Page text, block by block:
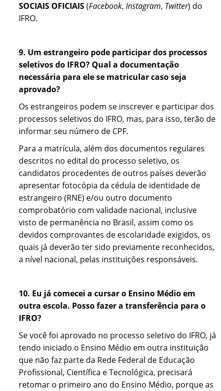
SOCIAIS OFICIAIS(Facebook, Instagram, Twitter) do
IFRO.
9. Um estrangeiro pode participar dos processos
seletivos do IFRO? Qual a documentação
necessária para ele se matricular caso seja
aprovado?
Os estrangeiros podem se inscrever e participar dos
processos seletivos do IFRO, mas, para isso, terão de
informar seu número de CPF.
Para a matrícula, além dos documentos regulares
descritos no edital do processo seletivo, os
candidatos procedentes de outros países deverão
apresentar fotocópia da cédula de identidade de
estrangeiro (RNE) e/ou outro documento
comprobatório com validade nacional, inclusive
visto de permanência no Brasil, assim como os
devidos comprovantes de escolaridade exigidos, os
quais já deverão ter sido previamente reconhecidos,
a nível nacional, pelas instituições responsáveis.
10. Eu já comecei a cursar o Ensino Médio em
outra escola. Posso fazer a transferência para o
IFRO?
Se você foi aprovado no processo seletivo do IFRO, já
tendo iniciado o Ensino Médio em outra instituição
que não faz parte da Rede Federal de Educação
Profissional, Científica e Tecnológica, precisará
retomar o primeiro ano do Ensino Médio, porque as